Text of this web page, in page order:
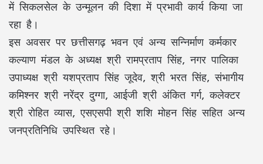
में सिकलसेल के उन्मूलन की दिशा में प्रभावी कार्य किया जा
रहा है।
इस अवसर पर छत्तीसगढ़ भवन एवं अन्य सन्निर्माण कर्मकार
कल्याण मंडल के अध्यक्ष श्री रामप्रताप सिंह, नगर पालिका
उपाध्यक्ष श्री यशप्रताप सिंह जूदेव, श्री भरत सिंह, संभागीय
कमिश्नर श्री नरेंद्र दुग्गा, आईजी श्री अंकित गर्ग, कलेक्टर
श्री रोहित व्यास, एसएसपी श्री शशि मोहन सिंह सहित अन्य
जनप्रतिनिधि उपस्थित रहे।